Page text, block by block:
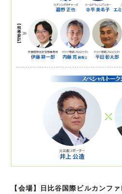
【会場】
日比谷国際ビルカンフ